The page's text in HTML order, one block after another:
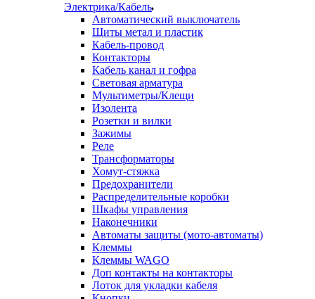
Электрика/Кабель
Автоматический выключатель
Щиты метал и пластик
Кабель-провод
Контакторы
Кабель канал и гофра
Световая арматура
Мультиметры/Клещи
Изолента
Розетки и вилки
Зажимы
Реле
Трансформаторы
Хомут-стяжка
Предохранители
Распределительные коробки
Шкафы управления
Наконечники
Автоматы защиты (мото-автоматы)
Клеммы
Клеммы WAGO
Доп контакты на контакторы
Лоток для укладки кабеля